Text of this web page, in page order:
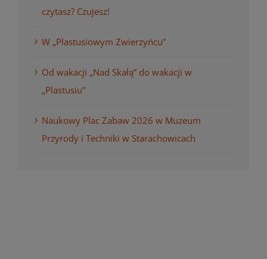
czytasz? Czujesz!
W „Plastusiowym Zwierzyńcu”
Od wakacji „Nad Skałą” do wakacji w
„Plastusiu”
Naukowy Plac Zabaw 2026 w Muzeum
Przyrody i Techniki w Starachowicach